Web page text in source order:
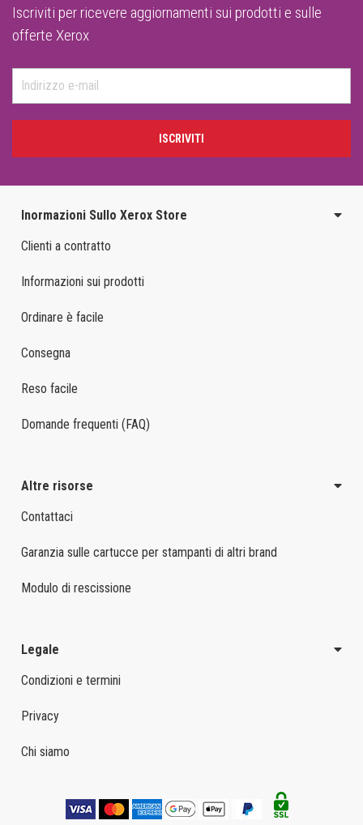
Iscriviti per ricevere aggiornamenti sui prodotti e sulle
offerte Xerox
ISCRIVITI
Inormazioni Sullo Xerox Store
Clienti a contratto
Informazioni sui prodotti
Ordinare è facile
Consegna
Reso facile
Domande frequenti (FAQ)
Altre risorse
Contattaci
Garanzia sulle cartucce per stampanti di altri brand
Modulo di rescissione
Legale
Condizioni e termini
Privacy
Chi siamo